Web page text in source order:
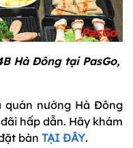
Hà Đông tại PasGo,
quán nướng Hà Đông
hấp dẫn. Hãy khám
bàn TẠI ĐÂY.